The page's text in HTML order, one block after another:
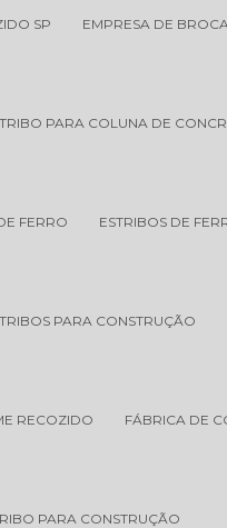
SP EMPRESA DE
PARA COLUNA DE
FERRO ESTRIBOS DE
PARA CONSTRUÇÃO
RECOZIDO FÁBRICA DE
PARA CONSTRUÇÃO